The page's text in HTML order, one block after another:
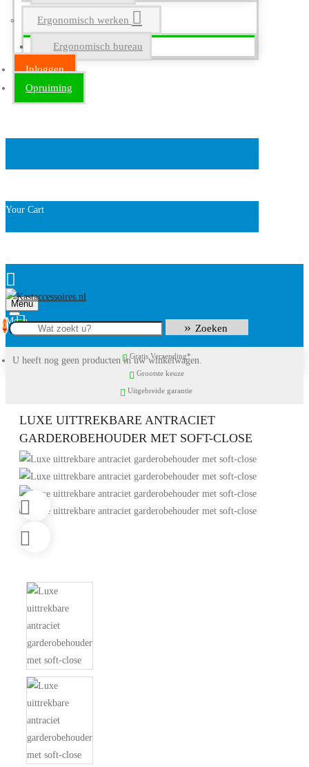
Ergonomisch werken
Ergonomisch bureau
Inloggen
Opruiming
Your Cart
Menu
0
U heeft nog geen producten in uw winkelwagen.
Zoeken
Gratis Verzending*
Grootste keuze
Uitgebreide garantie
LUXE UITTREKBARE ANTRACIET
GARDEROBEHOUDER MET SOFT-CLOSE